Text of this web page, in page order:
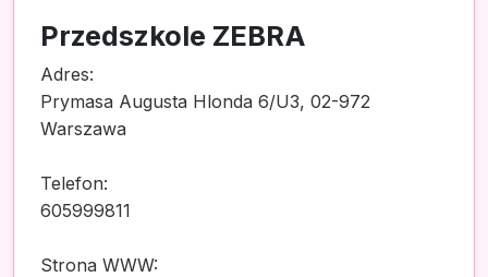
Przedszkole ZEBRA
Adres:
Prymasa Augusta Hlonda 6/U3, 02-972
Warszawa
Telefon:
605999811
Strona WWW: